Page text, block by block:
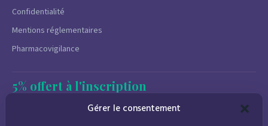
Gérer le consentement
Confidentialité
Mentions réglementaires
Pharmacovigilance
5% offert à l'inscription